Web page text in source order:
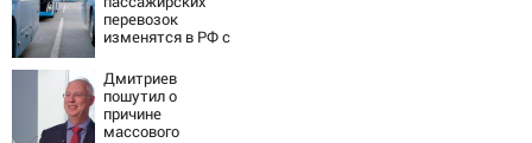
перевозок
изменятся в РФ с
Дмитриев
пошутил о
причине
массового